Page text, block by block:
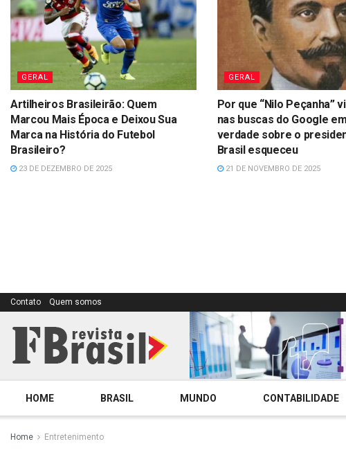
GERAL
Artilheiros Brasileirão: Quem
Marcou Mais Época e Deixou Sua
Marca na História do Futebol
Brasileiro?
23 DE DEZEMBRO DE 2025
GERAL
Por que “Nilo Peçanha”
nas buscas do Google
verdade sobre o
Brasil esqueceu
21 DE NOVEMBRO DE 2025
Contato Quem somos
HOME BRASIL MUNDO CONTABILIDADE
Home Entretenimento